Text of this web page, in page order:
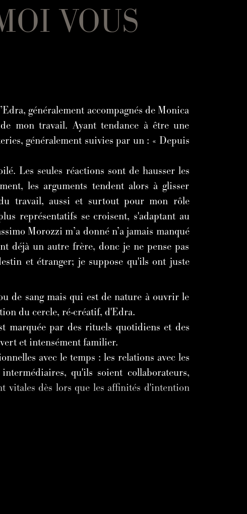
VOUS
généralement accompagnés de Monica
mon travail. Ayant tendance à être une
généralement suivies par un : « Depuis
Les seules réactions sont de hausser les
les arguments tendent alors à glisser
travail, aussi et surtout pour mon rôle
représentatifs se croisent, s'adaptant au
Morozzi m’a donné n’a jamais manqué
déjà un autre frère, donc je ne pense pas
et étranger; je suppose qu'ils ont juste
de sang mais qui est de nature à ouvrir le
du cercle, ré-créatif, d'Edra.
marquée par des rituels quotidiens et des
et intensément familier.
avec le temps : les relations avec les
qu'ils soient collaborateurs,
vitales dès lors que les affinités d'intention